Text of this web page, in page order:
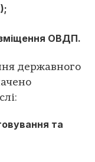
ОВДП.
державного
та